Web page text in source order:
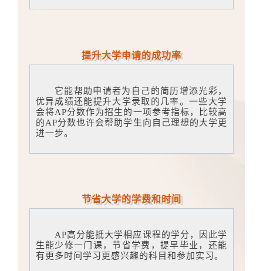
提升大学申请的成功率
它能帮助申请者为自己的简历增添光彩，
优异成绩还能提升大学录取的几率。一些大学
会将AP分数作为招生的一项参考指标，比较高
的AP分数也许会帮助学生向自己理想的大学更
进一步。
节省大学的学费和时间
AP高分能抵大学相应课程的学分，因此学
生能少修一门课，节省学费，提早毕业，还能
有更多时间学习更感兴趣的科目和参加实习。